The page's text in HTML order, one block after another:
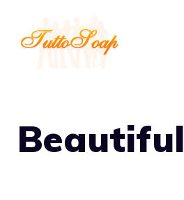
contenuto
Beautiful